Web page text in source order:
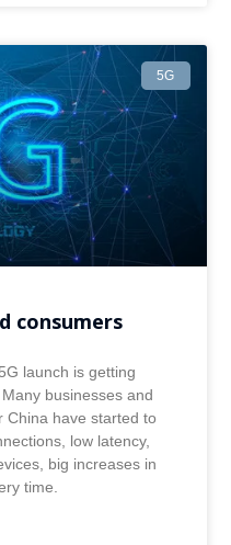
5G
consumers
launch is getting
businesses and
China have started to
low latency,
big increases in
time.